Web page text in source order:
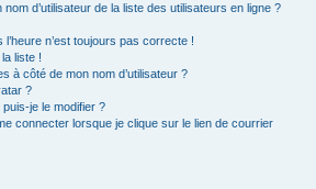
d’utilisateur de la liste des utilisateurs en ligne ?
n’est toujours pas correcte !
liste !
à côté de mon nom d’utilisateur ?
?
je le modifier ?
connecter lorsque je clique sur le lien de courrier